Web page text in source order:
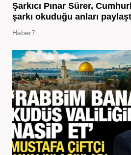
Şarkıcı Pınar Sürer,
şarkı okuduğu anları
Haber7